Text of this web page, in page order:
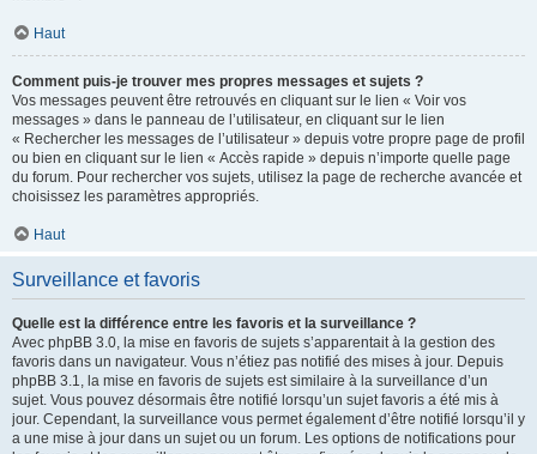
Haut
Comment puis-je trouver mes propres messages et sujets ?
Vos messages peuvent être retrouvés en cliquant sur le lien « Voir vos
messages » dans le panneau de l’utilisateur, en cliquant sur le lien
« Rechercher les messages de l’utilisateur » depuis votre propre page de profil
ou bien en cliquant sur le lien « Accès rapide » depuis n’importe quelle page
du forum. Pour rechercher vos sujets, utilisez la page de recherche avancée et
choisissez les paramètres appropriés.
Haut
Surveillance et favoris
Quelle est la différence entre les favoris et la surveillance ?
Avec phpBB 3.0, la mise en favoris de sujets s’apparentait à la gestion des
favoris dans un navigateur. Vous n’étiez pas notifié des mises à jour. Depuis
phpBB 3.1, la mise en favoris de sujets est similaire à la surveillance d’un
sujet. Vous pouvez désormais être notifié lorsqu’un sujet favoris a été mis à
jour. Cependant, la surveillance vous permet également d’être notifié lorsqu’il y
a une mise à jour dans un sujet ou un forum. Les options de notifications pour